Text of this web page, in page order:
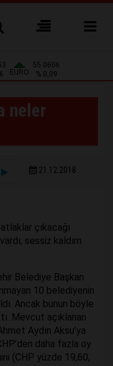
EURO
55.0606
% 0,09
neler
21.12.2018
çıkacağı
sessiz kaldım
Belediye Başkan
10 belediyenin
Ancak bunun böyle
Mevcut açıklanan
Aydın Aksu’ya
daha fazla oy
(CHP yüzde 19,60,